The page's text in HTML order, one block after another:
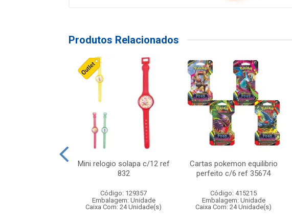
Produtos Relacionados
Mini relogio solapa c/12 ref
832
Código: 129357
Embalagem: Unidade
Caixa Com: 24 Unidade(s)
Cartas pokemon equilibrio
perfeito c/6 ref 35674
Código: 415215
Embalagem: Unidade
Caixa Com: 24 Unidade(s)